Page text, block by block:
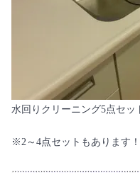
水回りクリーニング5点セ
※2～4点セットもあります